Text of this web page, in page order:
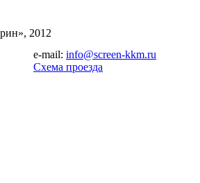
2012
e-mail: info@screen-kkm.ru
Схема проезда